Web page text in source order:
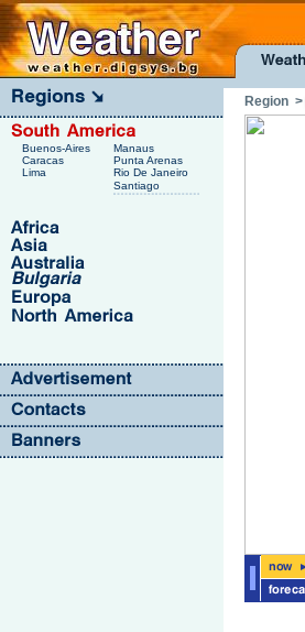
Buenos-Aires
Manaus
Caracas
Punta Arenas
Lima
Rio De Janeiro
Santiago
Region >